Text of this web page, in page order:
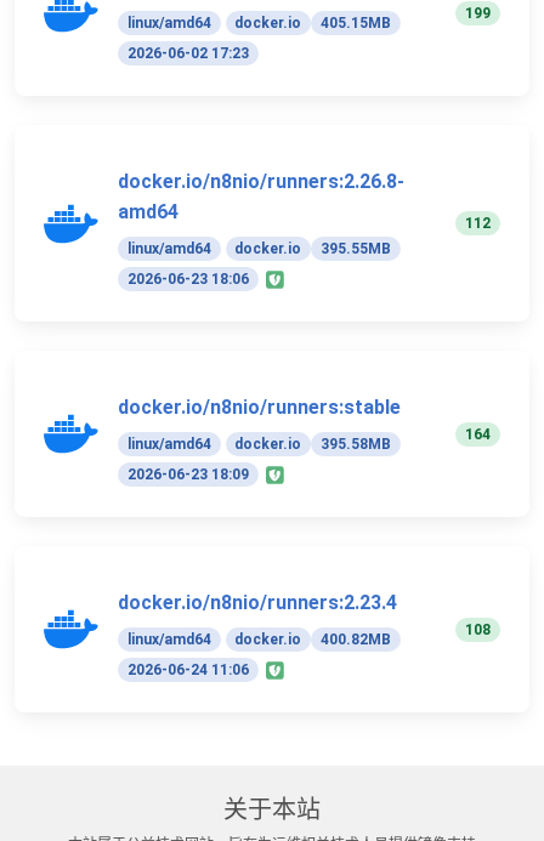
linux/amd64 docker.io
405.15MB
2026-06-02 17:23
199
docker.io/n8nio/runners:2.26.8-
amd64
linux/amd64 docker.io
395.55MB
2026-06-23 18:06
112
docker.io/n8nio/runners:stable
linux/amd64 docker.io
395.58MB
2026-06-23 18:09
164
docker.io/n8nio/runners:2.23.4
linux/amd64 docker.io
400.82MB
2026-06-24 11:06
108
关于本站